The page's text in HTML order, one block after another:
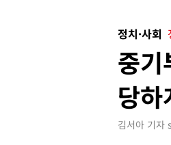
정치·사회
중
당
김서아 기